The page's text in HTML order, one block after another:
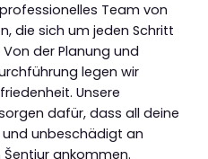
Team von
die sich um jeden Schritt
der Planung und
legen wir
Unsere
dafür, dass all deine
unbeschädigt an
ankommen.